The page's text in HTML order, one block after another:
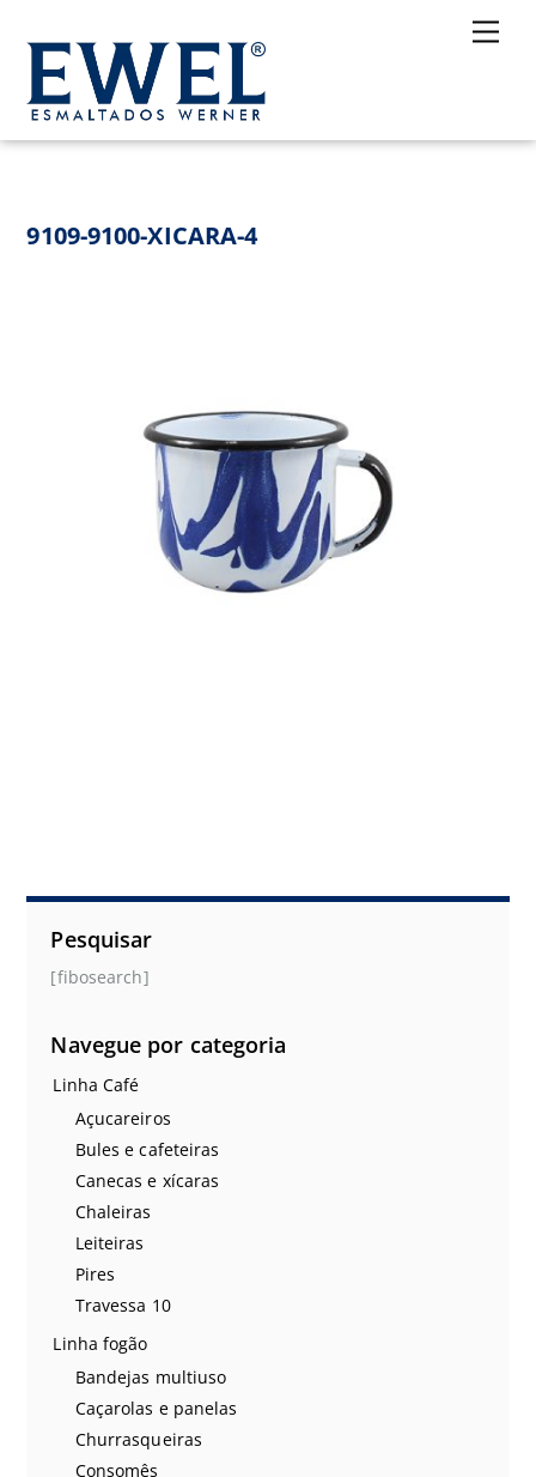
content
9109-9100-XICARA-4
Pesquisar
[fibosearch]
Navegue por categoria
Linha Café
Açucareiros
Bules e cafeteiras
Canecas e xícaras
Chaleiras
Leiteiras
Pires
Travessa 10
Linha fogão
Bandejas multiuso
Caçarolas e panelas
Churrasqueiras
Consomês